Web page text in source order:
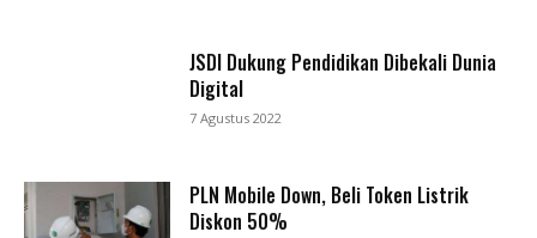
JSDI Dukung Pendidikan Dibekali Dunia
Digital
7 Agustus 2022
PLN Mobile Down, Beli Token Listrik
Diskon 50%